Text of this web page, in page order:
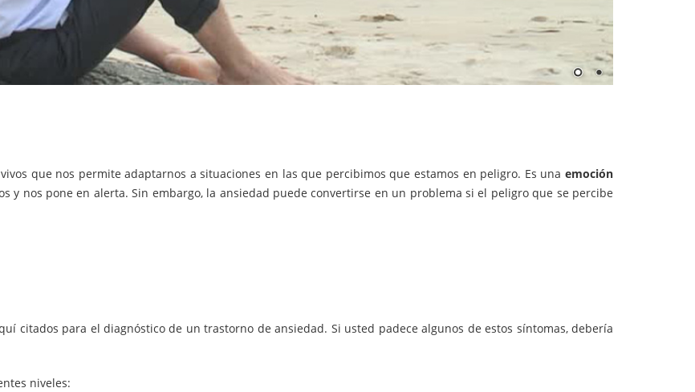
que nos permite adaptarnos a situaciones en las que percibimos que estamos en peligro. Es unaemoción
y nos pone en alerta. Sin embargo, la ansiedad puede convertirse en un problema si el peligro que se percibe
citados para el diagnóstico de un trastorno de ansiedad. Si usted padece algunos de estos síntomas, debería
niveles: